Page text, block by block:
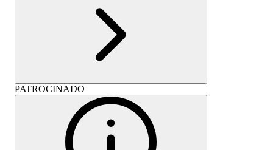
PATROCINADO